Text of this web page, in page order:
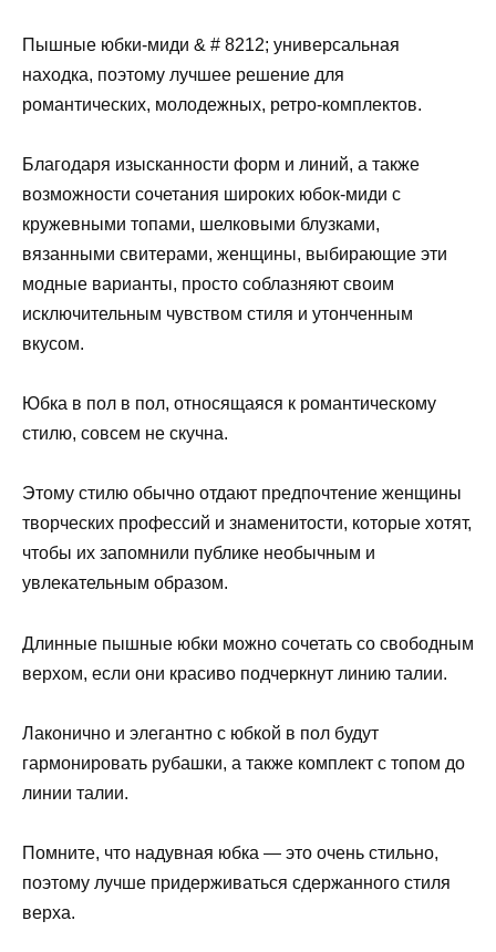
Пышные юбки-миди & # 8212; универсальная
находка, поэтому лучшее решение для
романтических, молодежных, ретро-комплектов.
Благодаря изысканности форм и линий, а также
возможности сочетания широких юбок-миди с
кружевными топами, шелковыми блузками,
вязанными свитерами, женщины, выбирающие эти
модные варианты, просто соблазняют своим
исключительным чувством стиля и утонченным
вкусом.
Юбка в пол в пол, относящаяся к романтическому
стилю, совсем не скучна.
Этому стилю обычно отдают предпочтение женщины
творческих профессий и знаменитости, которые хотят,
чтобы их запомнили публике необычным и
увлекательным образом.
Длинные пышные юбки можно сочетать со свободным
верхом, если они красиво подчеркнут линию талии.
Лаконично и элегантно с юбкой в ​​пол будут
гармонировать рубашки, а также комплект с топом до
линии талии.
Помните, что надувная юбка — это очень стильно,
поэтому лучше придерживаться сдержанного стиля
верха.